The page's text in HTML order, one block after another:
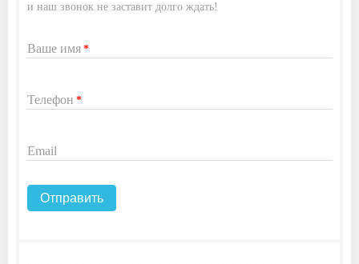
и наш звонок не заставит долго ждать!
Ваше имя*
Телефон *
Email